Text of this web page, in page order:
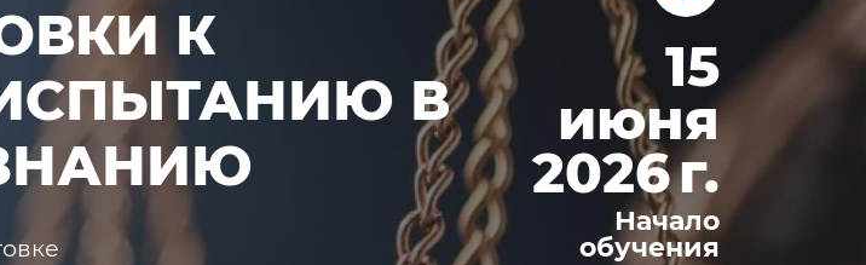
К
В
15
июня
2026 г.
Начало
обучения